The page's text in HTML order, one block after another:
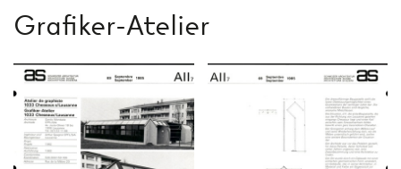
Grafiker-Atelier